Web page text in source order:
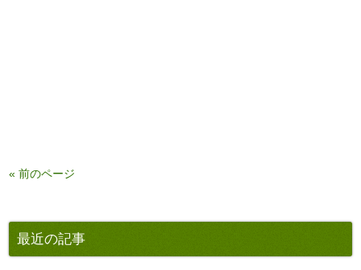
« 前のページ
最近の記事